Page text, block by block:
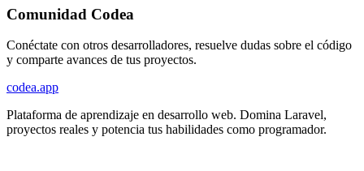
Comunidad Codea
Conéctate con otros desarrolladores, resuelve dudas sobre el código
y comparte avances de tus proyectos.
codea.app
Plataforma de aprendizaje en desarrollo web. Domina Laravel,
proyectos reales y potencia tus habilidades como programador.